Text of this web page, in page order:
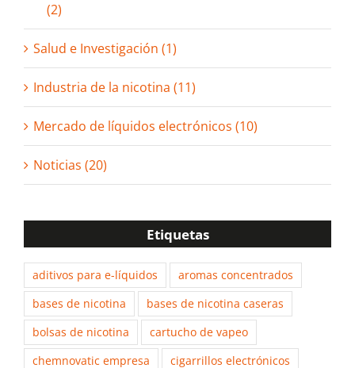
(2)
Salud e Investigación (1)
Industria de la nicotina (11)
Mercado de líquidos electrónicos (10)
Noticias (20)
Etiquetas
aditivos para e-líquidos
aromas concentrados
bases de nicotina
bases de nicotina caseras
bolsas de nicotina
cartucho de vapeo
chemnovatic empresa
cigarrillos electrónicos